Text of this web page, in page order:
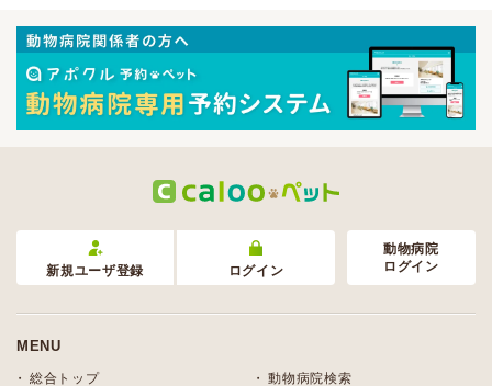
新規ユーザ登録 ログイン
動物病院
ログイン
MENU
総合トップ 動物病院検索